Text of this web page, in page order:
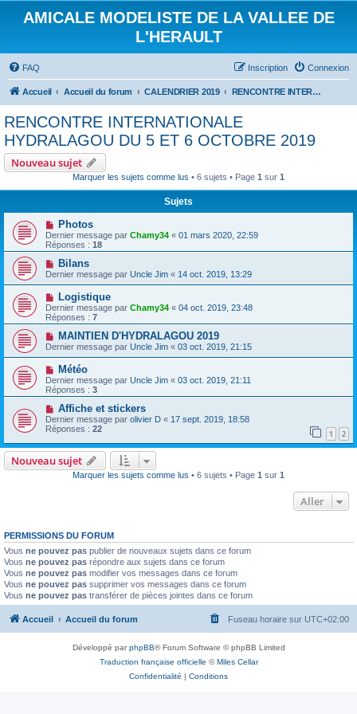
AMICALE MODELISTE DE LA VALLEE DE
L'HERAULT
FAQ Connexion
Inscription
Accueil Accueil du forum CALENDRIER 2019 RENCONTRE INTERNATIONALE HYDRALAGOU DU 5 ET 6 OCTOBRE 2019
RENCONTRE INTERNATIONALE
HYDRALAGOU DU 5 ET 6 OCTOBRE 2019
Nouveau sujet
Marquer les sujets comme lus • 6 sujets • Page 1 sur 1
Sujets
Photos
Dernier message par Chamy34 « 01 mars 2020, 22:59
Réponses : 18
Bilans
Dernier message par Uncle Jim « 14 oct. 2019, 13:29
Logistique
Dernier message par Chamy34 « 04 oct. 2019, 23:48
Réponses : 7
MAINTIEN D'HYDRALAGOU 2019
Dernier message par Uncle Jim « 03 oct. 2019, 21:15
Météo
Dernier message par Uncle Jim « 03 oct. 2019, 21:11
Réponses : 3
Affiche et stickers
Dernier message par olivier D « 17 sept. 2019, 18:58
Réponses : 22 1 2
Nouveau sujet
Marquer les sujets comme lus • 6 sujets • Page 1 sur 1
Aller
PERMISSIONS DU FORUM
Vous ne pouvez pas publier de nouveaux sujets dans ce forum
Vous ne pouvez pas répondre aux sujets dans ce forum
Vous ne pouvez pas modifier vos messages dans ce forum
Vous ne pouvez pas supprimer vos messages dans ce forum
Vous ne pouvez pas transférer de pièces jointes dans ce forum
Accueil Accueil du forum Fuseau horaire sur UTC+02:00
Développé parphpBB® Forum Software © phpBB Limited
Traduction française officielle ©Miles Cellar
Confidentialité | Conditions